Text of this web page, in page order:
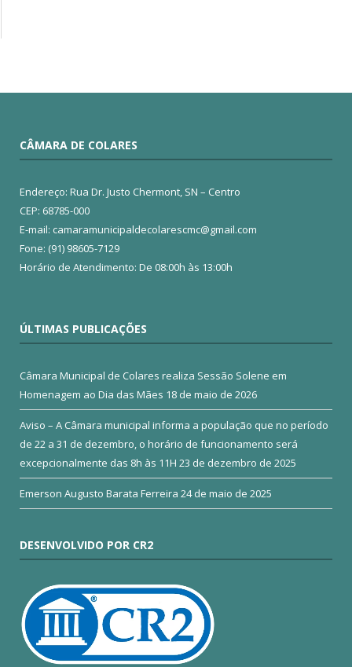
CÂMARA DE COLARES
Endereço: Rua Dr. Justo Chermont, SN – Centro
CEP: 68785-000
E-mail: camaramunicipaldecolarescmc@gmail.com
Fone: (91) 98605-7129
Horário de Atendimento: De 08:00h às 13:00h
ÚLTIMAS PUBLICAÇÕES
Câmara Municipal de Colares realiza Sessão Solene em
Homenagem ao Dia das Mães 18 de maio de 2026
Aviso – A Câmara municipal informa a população que no período
de 22 a 31 de dezembro, o horário de funcionamento será
excepcionalmente das 8h às 11H 23 de dezembro de 2025
Emerson Augusto Barata Ferreira 24 de maio de 2025
DESENVOLVIDO POR CR2